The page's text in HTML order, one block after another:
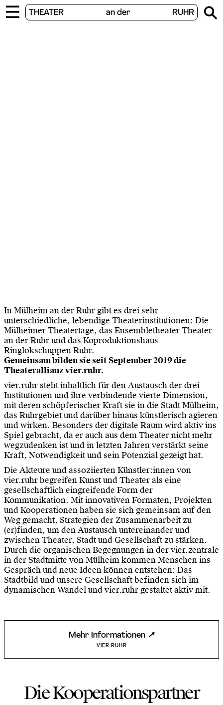
THEATER an der RUHR
 
In Mülheim an der Ruhr gibt es drei sehr
unterschiedliche, lebendige Theaterinstitutionen: Die
Mülheimer Theatertage, das Ensembletheater Theater
an der Ruhr und das Koproduktionshaus
Ringlokschuppen Ruhr.
Gemeinsam bilden sie seit September 2019 die
Theaterallianz vier.ruhr.
vier.ruhr steht inhaltlich für den Austausch der drei
Institutionen und ihre verbindende vierte Dimension,
mit deren schöpferischer Kraft sie in die Stadt Mülheim,
das Ruhrgebiet und darüber hinaus künstlerisch agieren
und wirken. Besonders der digitale Raum wird aktiv ins
Spiel gebracht, da er auch aus dem Theater nicht mehr
wegzudenken ist und in letzten Jahren verstärkt seine
Kraft, Notwendigkeit und sein Potenzial gezeigt hat.
Die Akteure und assoziierten Künstler:innen von
vier.ruhr begreifen Kunst und Theater als eine
gesellschaftlich eingreifende Form der
Kommunikation. Mit innovativen Formaten, Projekten
und Kooperationen haben sie sich gemeinsam auf den
Weg gemacht, Strategien der Zusammenarbeit zu
(er)finden, um den Austausch untereinander und
zwischen Theater, Stadt und Gesellschaft zu stärken.
Durch die organischen Begegnungen in der vier.zentrale
in der Stadtmitte von Mülheim kommen Menschen ins
Gespräch und neue Ideen können entstehen: Das
Stadtbild und unsere Gesellschaft befinden sich im
dynamischen Wandel und vier.ruhr gestaltet aktiv mit.
Mehr Informationen
VIER.RUHR
Die Kooperationspartner